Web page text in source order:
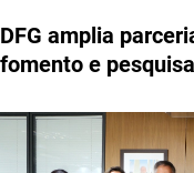
DFG amplia
fomento e